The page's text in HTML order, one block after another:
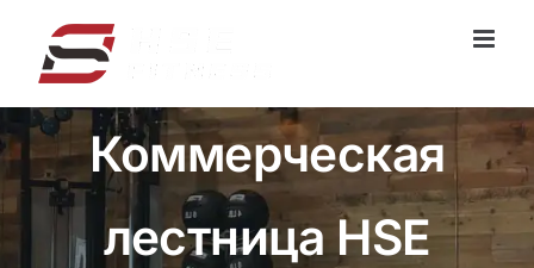
содержанию
Коммерческая
лестница HSE